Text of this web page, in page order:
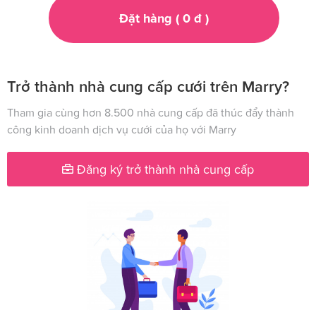
Đặt hàng ( 0đ )
Trở thành nhà cung cấp cưới trên Marry?
Tham gia cùng hơn 8.500 nhà cung cấp đã thúc đẩy thành
công kinh doanh dịch vụ cưới của họ với Marry
Đăng ký trở thành nhà cung cấp